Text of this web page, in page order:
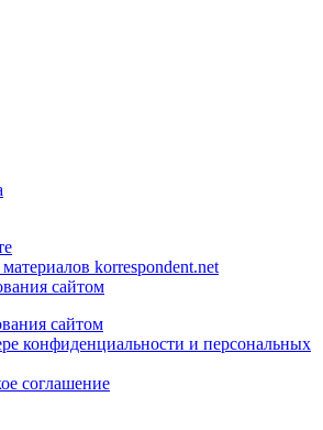
korrespondent.net
сайтом
сайтом
конфиденциальности и персональных
соглашение